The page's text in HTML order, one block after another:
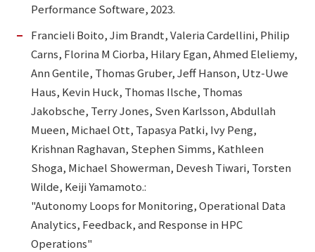
Performance Software, 2023.
Francieli Boito, Jim Brandt, Valeria Cardellini, Philip
Carns, Florina M Ciorba, Hilary Egan, Ahmed Eleliemy,
Ann Gentile, Thomas Gruber, Jeff Hanson, Utz-Uwe
Haus, Kevin Huck, Thomas Ilsche, Thomas
Jakobsche, Terry Jones, Sven Karlsson, Abdullah
Mueen, Michael Ott, Tapasya Patki, Ivy Peng,
Krishnan Raghavan, Stephen Simms, Kathleen
Shoga, Michael Showerman, Devesh Tiwari, Torsten
Wilde, Keiji Yamamoto.:
"Autonomy Loops for Monitoring, Operational Data
Analytics, Feedback, and Response in HPC
Operations"